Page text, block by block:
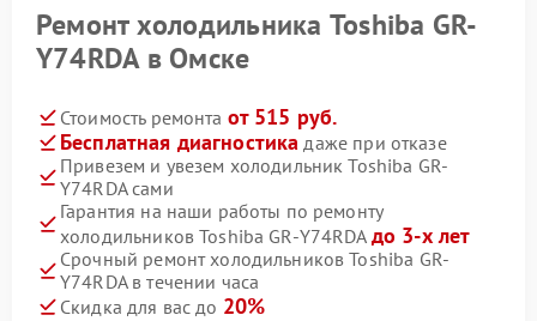
Ремонт холодильника Toshiba GR-
Y74RDA в Омске
Стоимость ремонта от 515 руб.
Бесплатная диагностика даже при отказе
Привезем и увезем холодильник Toshiba GR-
Y74RDA сами
Гарантия на наши работы по ремонту
холодильников Toshiba GR-Y74RDA до 3-х лет
Срочный ремонт холодильников Toshiba GR-
Y74RDA в течении часа
Скидка для вас до 20%